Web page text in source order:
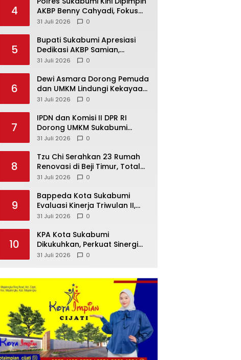
4
AKBP Benny Cahyadi, Fokus
Perkuat Pelayanan Publik
31 Juli 2026 0
5
Bupati Sukabumi Apresiasi
Dedikasi AKBP Samian,
Sambut Kapolres Baru
31 Juli 2026 0
6
Dewi Asmara Dorong Pemuda
dan UMKM Lindungi Kekayaan
Intelektual
31 Juli 2026 0
7
IPDN dan Komisi II DPR RI
Dorong UMKM Sukabumi
Perkuat Pemasaran Digital
31 Juli 2026 0
8
Tzu Chi Serahkan 23 Rumah
Renovasi di Beji Timur, Total
173 Hunian Warga Depok
31 Juli 2026 0
9
Bappeda Kota Sukabumi
Evaluasi Kinerja Triwulan II,
Pastikan Data Pembangunan
31 Juli 2026 0
10
KPA Kota Sukabumi
Dikukuhkan, Perkuat Sinergi
Penanggulangan HIV/AIDS
31 Juli 2026 0